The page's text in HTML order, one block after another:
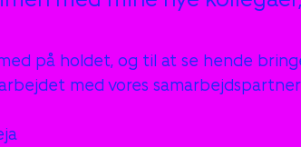
på holdet, og til at se hende
med vores